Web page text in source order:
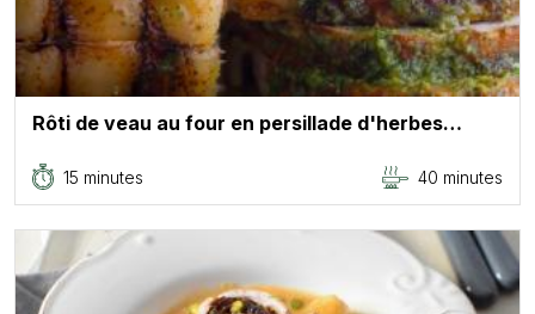
Rôti de veau au four en persillade d'herbes…
15 minutes 40 minutes